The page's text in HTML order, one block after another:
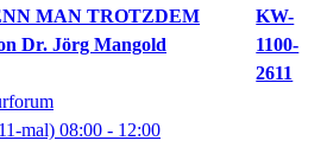
MAN TROTZDEM
Dr. Jörg Mangold
KW-
1100-
2611
mal) 08:00 - 12:00